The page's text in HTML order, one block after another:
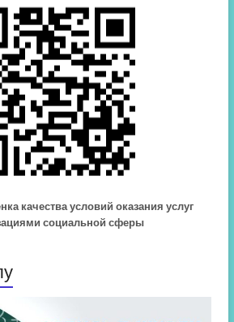
качества условий оказания услуг
социальной сферы